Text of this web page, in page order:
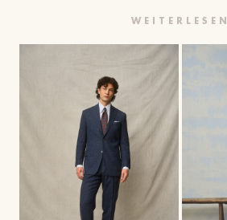
WEITERLESEN